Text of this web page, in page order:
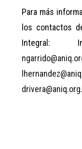
Para más
los contactos
Integral: